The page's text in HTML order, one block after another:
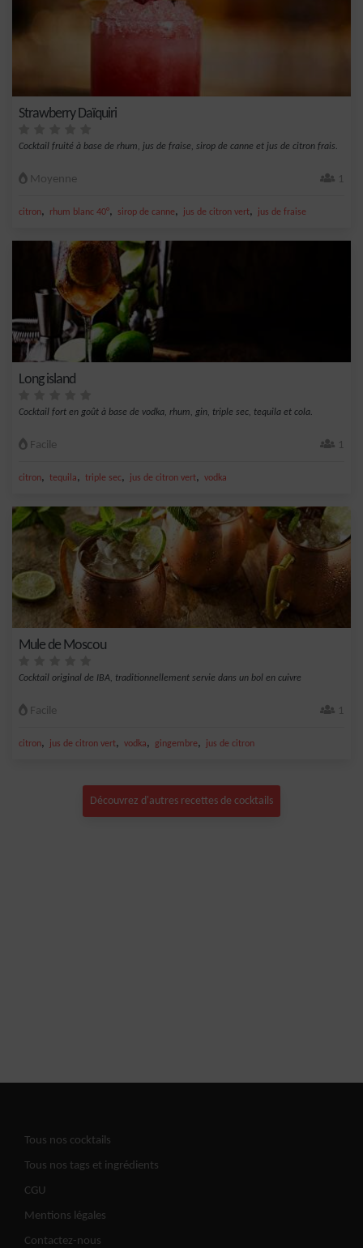
Strawberry Daïquiri
Cocktail fruité à base de rhum, jus de fraise, sirop de canne et jus de citron frais.
Moyenne 1
citron, rhum blanc 40°, sirop de canne, jus de citron vert, jus de fraise
Long island
Cocktail fort en goût à base de vodka, rhum, gin, triple sec, tequila et cola.
Facile 1
citron, tequila, triple sec, jus de citron vert, vodka
Mule de Moscou
Cocktail original de IBA, traditionnellement servie dans un bol en cuivre
Facile 1
citron, jus de citron vert, vodka, gingembre, jus de citron
Découvrez d'autres recettes de cocktails
Tous nos cocktails
Tous nos tags et ingrédients
CGU
Mentions légales
Contactez-nous